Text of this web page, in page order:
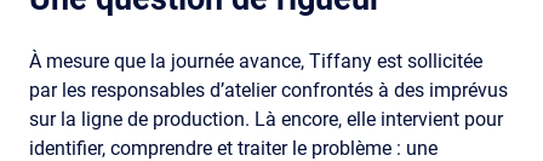
À mesure que la journée avance, Tiffany est sollicitée
par les responsables d’atelier confrontés à des imprévus
sur la ligne de production. Là encore, elle intervient pour
identifier, comprendre et traiter le problème : une